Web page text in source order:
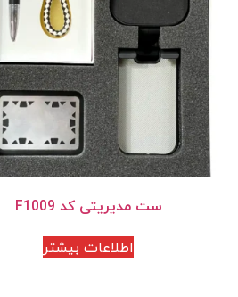
ست مدیریتی کد F1009
اطلاعات بیشتر